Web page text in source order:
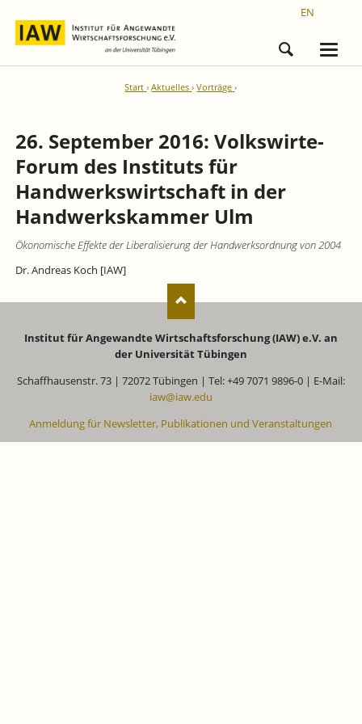
EN
Start Aktuelles Vorträge
26. September 2016: Volkswirte-
Forum des Instituts für
Handwerkswirtschaft in der
Handwerkskammer Ulm
Ökonomische Effekte der Liberalisierung der Handwerksordnung von 2004
Dr. Andreas Koch [IAW]
Institut für Angewandte Wirtschaftsforschung (IAW) e.V. an
der Universität Tübingen
Schaffhausenstr. 73 | 72072 Tübingen | Tel: +49 7071 9896-0 | E-Mail:
iaw@iaw.edu
Anmeldung für Newsletter, Publikationen und Veranstaltungen